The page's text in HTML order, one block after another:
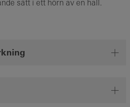
sätt i ett hörn av en hall.